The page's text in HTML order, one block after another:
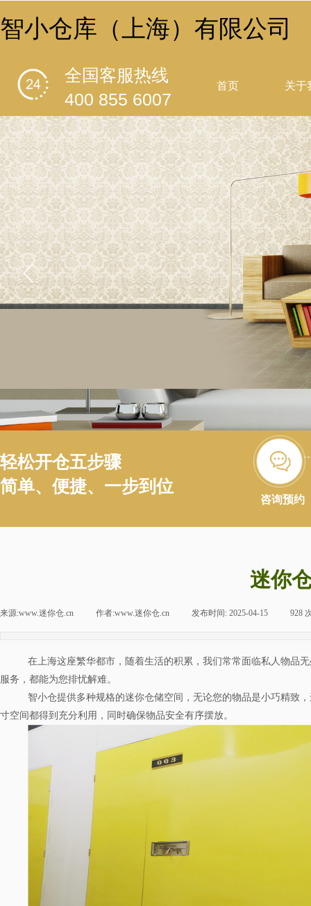
全国客服热线
400 855 6007
智小仓库（上海）有限公司
首页 关于
咨询预约
轻松开仓五步骤
简单、便捷、一步到位
迷你
来源:www.迷你仓.cn 作者:www.迷你仓.cn 发布时间: 2025-04-15 928
在上海这座繁华都市，随着生活的积累，我们常常面临私人物品
服务，都能为您排忧解难。
智小仓提供多种规格的迷你仓储空间，无论您的物品是小巧精致
寸空间都得到充分利用，同时确保物品安全有序摆放。